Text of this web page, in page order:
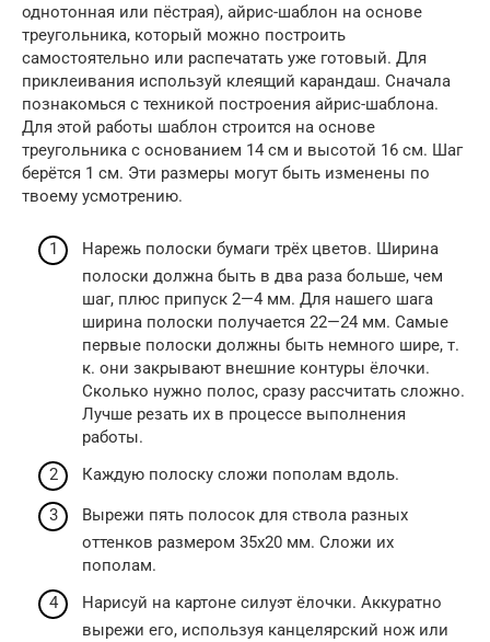
однотонная или пёстрая), айрис-шаблон на основе
треугольника, который можно построить
самостоятельно или распечатать уже готовый. Для
приклеивания используй клеящий карандаш. Сначала
познакомься с техникой построения айрис-шаблона.
Для этой работы шаблон строится на основе
треугольника с основанием 14 см и высотой 16 см. Шаг
берётся 1 см. Эти размеры могут быть изменены по
твоему усмотрению.
Нарежь полоски бумаги трёх цветов. Ширина
полоски должна быть в два раза больше, чем
шаг, плюс припуск 2—4 мм. Для нашего шага
ширина полоски получается 22—24 мм. Самые
первые полоски должны быть немного шире, т.
к. они закрывают внешние контуры ёлочки.
Сколько нужно полос, сразу рассчитать сложно.
Лучше резать их в процессе выполнения
работы.
Каждую полоску сложи пополам вдоль.
Вырежи пять полосок для ствола разных
оттенков размером 35х20 мм. Сложи их
пополам.
Нарисуй на картоне силуэт ёлочки. Аккуратно
вырежи его, используя канцелярский нож или